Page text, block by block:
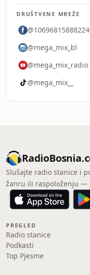
DRUŠTVENE MREŽE
@mega_mix_bl
@mega_mix_radio
@mega_mix__
Slušajte radio stanice i
žanru ili raspoloženju —
PREGLED
Radio stanice
Podkasti
Top Pjesme